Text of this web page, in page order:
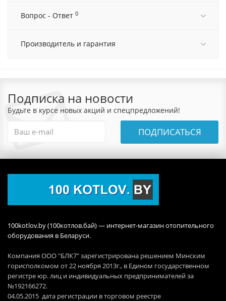
Вопрос - Ответ 0
Производитель и гарантия
Подписка на новости
Будьте в курсе новых акций и спецпредложений!
ПОДПИСАТЬСЯ
100kotlov.by (100котлов.бай) — интернет-магазин отопительного
оборудования в Беларуси.
Компания ООО "БЛК7" зарегистрирована решением Минским
горисполкомом от 22 ноября 2013г., в Едином государственном
регистре юр. лиц и индивидуальных предпринимателей за
№192166272.
04.05.2015 дата регистрации в торговом реестре